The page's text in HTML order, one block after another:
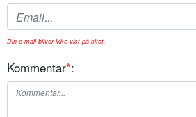
Din e-mail bliver ikke vist på sitet.
Kommentar*: